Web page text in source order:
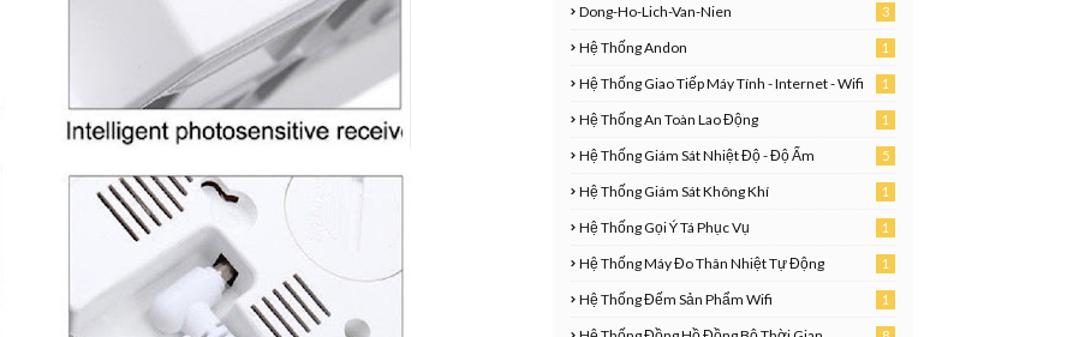
Dong-Ho-Lich-Van-Nien
3
Hệ Thống Andon 1
Hệ Thống Giao Tiếp Máy Tính - Internet - Wifi 1
Hệ Thống An Toàn Lao Động 1
Hệ Thống Giám Sát Nhiệt Độ - Độ Ẩm 5
Hệ Thống Giám Sát Không Khí 1
Hệ Thống Gọi Ý Tá Phục Vụ 1
Hệ Thống Máy Đo Thân Nhiệt Tự Động 1
Hệ Thống Đếm Sản Phẩm Wifi 1